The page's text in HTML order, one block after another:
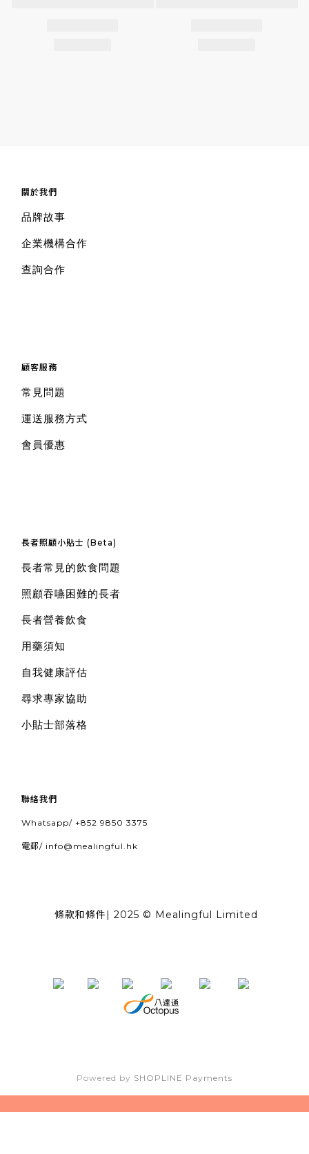
關於我們
品牌故事
企業機構合作
查詢合作
顧客服務
常見問題
運送服務方式
會員優惠
長者照顧小貼士 (Beta)
長者常見的飲食問題
照顧吞嚥困難的長者
長者營養飲食
用藥須知
自我健康評估
尋求專家協助
小貼士部落格
聯絡我們
Whatsapp/ +852 9850 3375
電郵/ info@mealingful.hk
條款和條件| 2025 © Mealingful Limited
Powered by SHOPLINE Payments